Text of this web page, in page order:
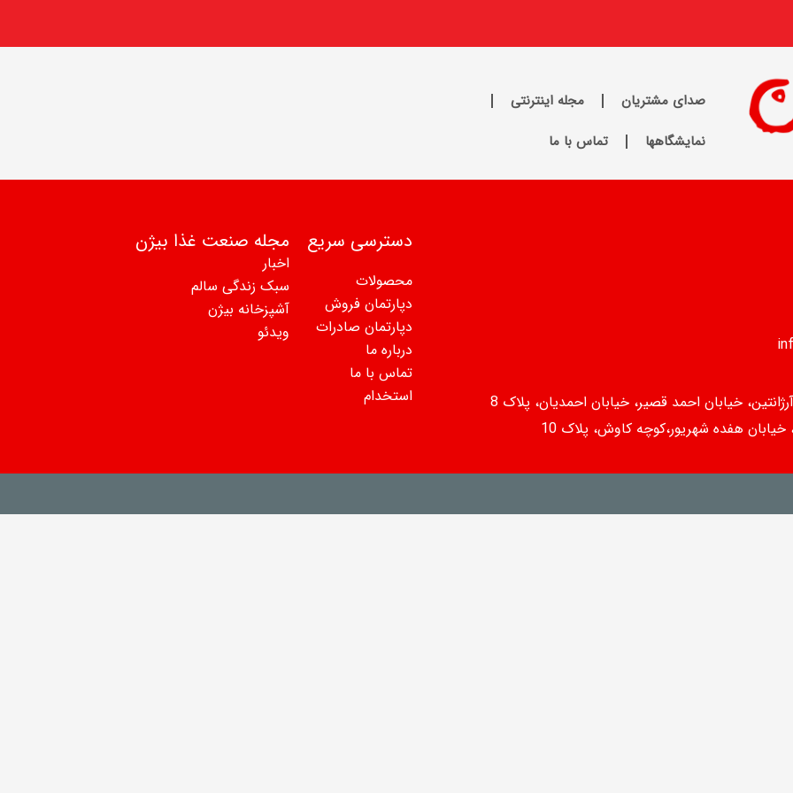
صدای مشتریان
مجله اینترنتی
نمایشگاهها
تماس با ما
خیابان هفده شهریور،کوچه کاوش، پلاک 10
خیابان احمد قصیر، خیابان احمدیان، پلاک 8
دسترسی سریع
محصولات
دپارتمان فروش
دپارتمان صادرات
درباره ما
تماس با ما
استخدام
مجله صنعت غذا بیژن
اخبار
سبک زندگی سالم
آشپزخانه بیژن
ویدئو